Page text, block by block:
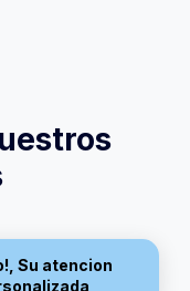
Su atencion